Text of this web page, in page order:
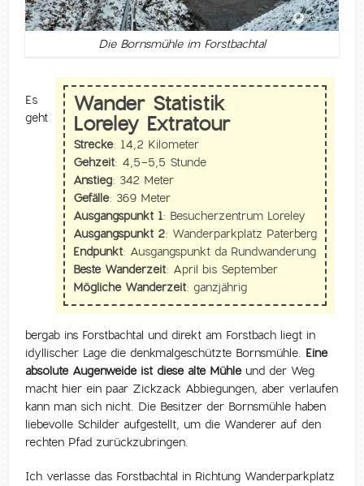
Die Bornsmühle im Forstbachtal
Wander Statistik
Loreley Extratour
Strecke: 14,2 Kilometer
Gehzeit: 4,5-5,5 Stunde
Anstieg: 342 Meter
Gefälle: 369 Meter
Ausgangspunkt 1: Besucherzentrum Loreley
Ausgangspunkt 2: Wanderparkplatz Paterberg
Endpunkt: Ausgangspunkt da Rundwanderung
Beste Wanderzeit: April bis September
Mögliche Wanderzeit: ganzjährig
Es
geht
bergab ins Forstbachtal und direkt am Forstbach liegt in
idyllischer Lage die denkmalgeschützte Bornsmühle. Eine
absolute Augenweide ist diese alte Mühleund der Weg
macht hier ein paar Zickzack Abbiegungen, aber verlaufen
kann man sich nicht. Die Besitzer der Bornsmühle haben
liebevolle Schilder aufgestellt, um die Wanderer auf den
rechten Pfad zurückzubringen.
Ich verlasse das Forstbachtal in Richtung Wanderparkplatz